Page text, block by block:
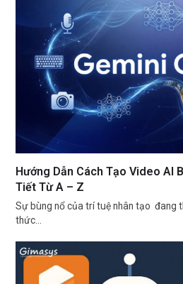
Hướng Dẫn Cách Tạo Video AI
Tiết Từ A – Z
Sự bùng nổ của trí tuệ nhân tạo đang
thức…